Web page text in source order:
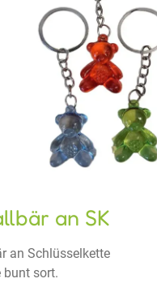
an SK
an Schlüsselkette
bunt sort.